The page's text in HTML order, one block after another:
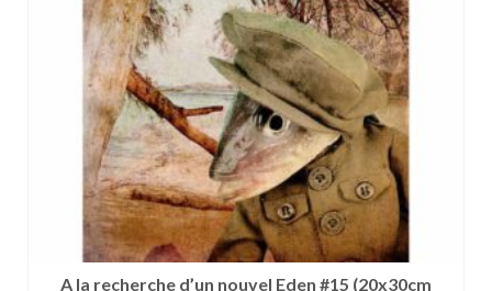
choisies
sur
la
page
du
produit
A la recherche d’un nouvel Eden #15 (20x30cm